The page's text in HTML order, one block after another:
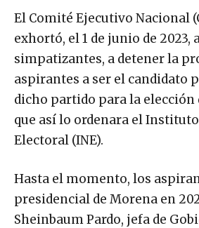
El Comité Ejecutivo Nacional
exhortó, el 1 de junio de
simpatizantes, a detener la
aspirantes a ser el candidato
dicho partido para la elección
que así lo ordenara el
Electoral (INE).
Hasta el momento, los
presidencial de Morena en
Sheinbaum Pardo, jefa de